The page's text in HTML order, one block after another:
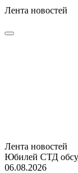
Лента новостей
Лента новостей
Юбилей СТД
06.08.2026